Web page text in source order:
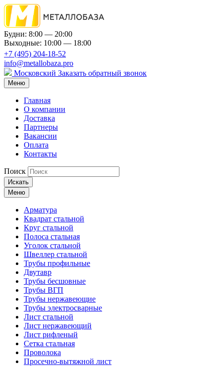
Будни: 8:00 — 20:00
Выходные: 10:00 — 18:00
+7 (495) 204-18-52
info@metallobaza.pro
Московский Заказать обратный звонок
Меню
Главная
О компании
Доставка
Партнеры
Вакансии
Оплата
Контакты
Поиск
Искать
Меню
Арматура
Квадрат стальной
Круг стальной
Полоса стальная
Уголок стальной
Швеллер стальной
Трубы профильные
Двутавр
Трубы бесшовные
Трубы ВГП
Трубы нержавеющие
Трубы электросварные
Лист стальной
Лист нержавеющий
Лист рифленый
Сетка стальная
Проволока
Просечно-вытяжной лист